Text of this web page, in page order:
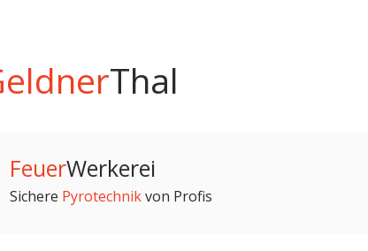
Thal
FeuerWerkerei
Sichere Pyrotechnikvon Profis